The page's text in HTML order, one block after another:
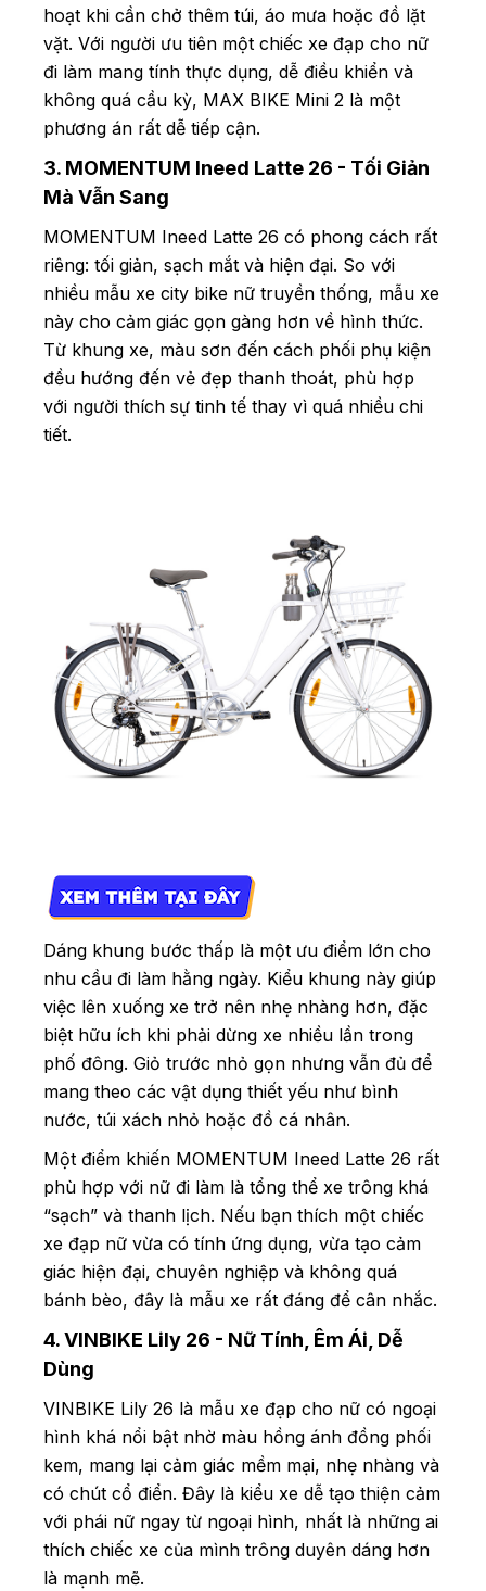
hoạt khi cần chở thêm túi, áo mưa hoặc đồ lặt
vặt. Với người ưu tiên một chiếc xe đạp cho nữ
đi làm mang tính thực dụng, dễ điều khiển và
không quá cầu kỳ, MAX BIKE Mini 2 là một
phương án rất dễ tiếp cận.
3. MOMENTUM Ineed Latte 26 - Tối Giản
Mà Vẫn Sang
MOMENTUM Ineed Latte 26 có phong cách rất
riêng: tối giản, sạch mắt và hiện đại. So với
nhiều mẫu xe city bike nữ truyền thống, mẫu xe
này cho cảm giác gọn gàng hơn về hình thức.
Từ khung xe, màu sơn đến cách phối phụ kiện
đều hướng đến vẻ đẹp thanh thoát, phù hợp
với người thích sự tinh tế thay vì quá nhiều chi
tiết.
Dáng khung bước thấp là một ưu điểm lớn cho
nhu cầu đi làm hằng ngày. Kiểu khung này giúp
việc lên xuống xe trở nên nhẹ nhàng hơn, đặc
biệt hữu ích khi phải dừng xe nhiều lần trong
phố đông. Giỏ trước nhỏ gọn nhưng vẫn đủ để
mang theo các vật dụng thiết yếu như bình
nước, túi xách nhỏ hoặc đồ cá nhân.
Một điểm khiến MOMENTUM Ineed Latte 26 rất
phù hợp với nữ đi làm là tổng thể xe trông khá
“sạch” và thanh lịch. Nếu bạn thích một chiếc
xe đạp nữ vừa có tính ứng dụng, vừa tạo cảm
giác hiện đại, chuyên nghiệp và không quá
bánh bèo, đây là mẫu xe rất đáng để cân nhắc.
4. VINBIKE Lily 26 - Nữ Tính, Êm Ái, Dễ
Dùng
VINBIKE Lily 26 là mẫu xe đạp cho nữ có ngoại
hình khá nổi bật nhờ màu hồng ánh đồng phối
kem, mang lại cảm giác mềm mại, nhẹ nhàng và
có chút cổ điển. Đây là kiểu xe dễ tạo thiện cảm
với phái nữ ngay từ ngoại hình, nhất là những ai
thích chiếc xe của mình trông duyên dáng hơn
là mạnh mẽ.